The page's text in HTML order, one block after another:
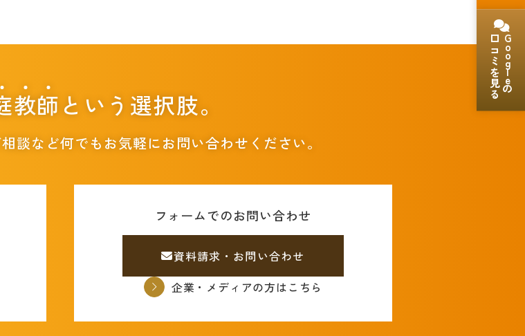
教師という選択肢。
談など何でもお気軽にお問い合わせください。
フォームでのお問い合わせ
資料請求・お問い合わせ
企業・メディアの方はこちら
Goog
le
の
口コミを見る